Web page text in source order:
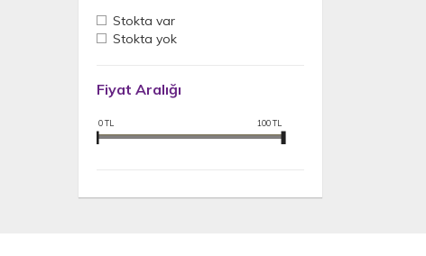
Stokta var
Stokta yok
Fiyat Aralığı
0TL 100TL